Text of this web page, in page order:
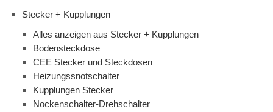
Stecker + Kupplungen
Alles anzeigen aus Stecker + Kupplungen
Bodensteckdose
CEE Stecker und Steckdosen
Heizungssnotschalter
Kupplungen Stecker
Nockenschalter-Drehschalter